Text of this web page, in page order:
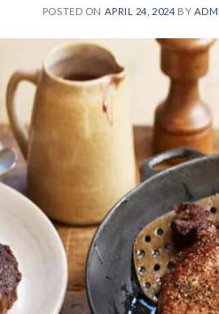
POSTED ON APRIL 24, 2024 BY